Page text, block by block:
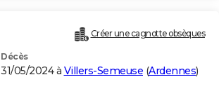
Créer une cagnotte obsèques
Décès
31/05/2024 à Villers-Semeuse (Ardennes)